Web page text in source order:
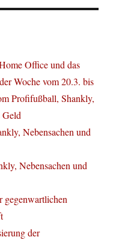
Office und das
Woche vom 20.3. bis
Profifußball, Shankly,
Geld
Nebensachen und
Nebensachen und
gegenwartlichen
der